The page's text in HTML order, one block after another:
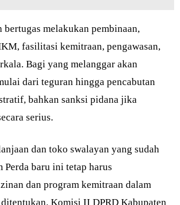
bertugas melakukan pembinaan,
fasilitasi kemitraan, pengawasan,
Bagi yang melanggar akan
dari teguran hingga pencabutan
bahkan sanksi pidana jika
serius.
dan toko swalayan yang sudah
Perda baru ini tetap harus
dan program kemitraan dalam
Komisi II DPRD Kabupaten